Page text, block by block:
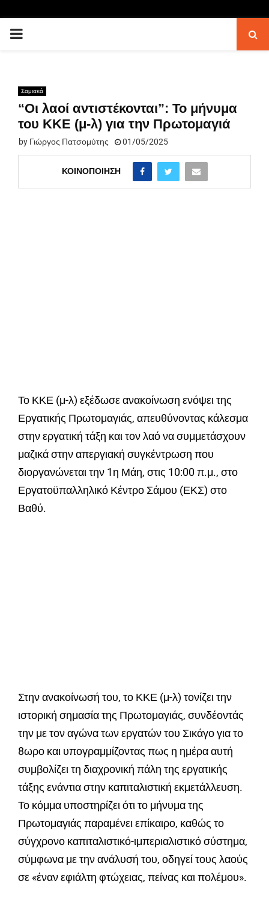
PRIMARY
Σαμιακά
“Οι λαοί αντιστέκονται”: Το μήνυμα
του ΚΚΕ (μ-λ) για την Πρωτομαγιά
by Γιώργος Πατσομύτης 01/05/2025
ΚΟΙΝΟΠΟΊΗΣΗ
Το ΚΚΕ (μ-λ) εξέδωσε ανακοίνωση ενόψει της
Εργατικής Πρωτομαγιάς, απευθύνοντας κάλεσμα
στην εργατική τάξη και τον λαό να συμμετάσχουν
μαζικά στην απεργιακή συγκέντρωση που
διοργανώνεται την 1η Μάη, στις 10:00 π.μ., στο
Εργατοϋπαλληλικό Κέντρο Σάμου (ΕΚΣ) στο
Βαθύ.
Στην ανακοίνωσή του, το ΚΚΕ (μ-λ) τονίζει την
ιστορική σημασία της Πρωτομαγιάς, συνδέοντάς
την με τον αγώνα των εργατών του Σικάγο για το
8ωρο και υπογραμμίζοντας πως η ημέρα αυτή
συμβολίζει τη διαχρονική πάλη της εργατικής
τάξης ενάντια στην καπιταλιστική εκμετάλλευση.
Το κόμμα υποστηρίζει ότι το μήνυμα της
Πρωτομαγιάς παραμένει επίκαιρο, καθώς το
σύγχρονο καπιταλιστικό-ιμπεριαλιστικό σύστημα,
σύμφωνα με την ανάλυσή του, οδηγεί τους λαούς
σε «έναν εφιάλτη φτώχειας, πείνας και πολέμου».